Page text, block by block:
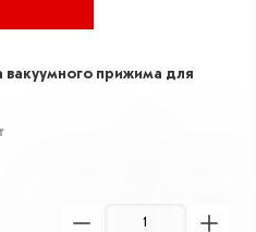
вакуумного прижима для